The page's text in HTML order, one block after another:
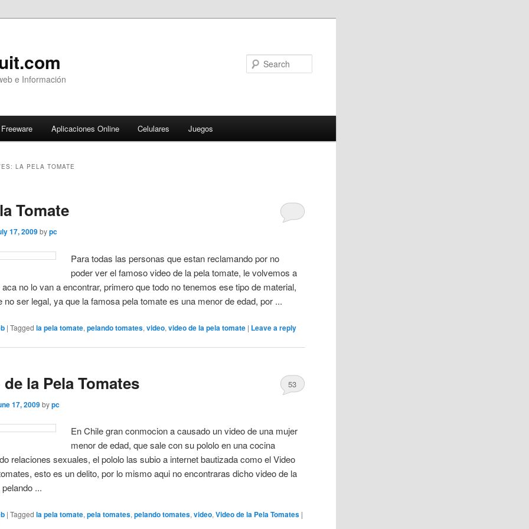
e Información
Freeware Aplicaciones Online Celulares Juegos
LA PELA TOMATE
Tomate
17, 2009 bypc
Para todas las personas que estan reclamando por no
poder ver el famoso video de la pela tomate, le volvemos a
aca no lo van a encontrar, primero que todo no tenemos ese tipo de material,
no ser legal, ya que la famosa pela tomate es una menor de edad, por ...
|Tagged la pela tomate,pelando tomates,video,video de la pela tomate | Leave a reply
la Pela Tomates
17, 2009 bypc
53
En Chile gran conmocion a causado un video de una mujer
menor de edad, que sale con su pololo en una cocina
relaciones sexuales, el pololo las subio a internet bautizada como el Video
esto es un delito, por lo mismo aqui no encontraras dicho video de la
...
|Tagged la pela tomate,pela tomates,pelando tomates,video,Video de la Pela Tomates |